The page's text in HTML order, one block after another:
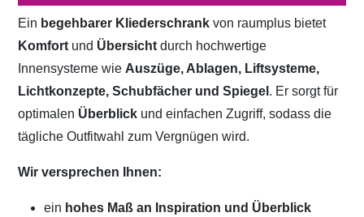
Ein begehbarer Kliederschrankvon raumplus bietet
Komfort und Übersicht durch hochwertige
Innensysteme wie Auszüge, Ablagen, Liftsysteme,
Lichtkonzepte, Schubfächer und Spiegel . Er sorgt für
optimalen Überblick und einfachen Zugriff, sodass die
tägliche Outfitwahl zum Vergnügen wird.
Wir versprechen Ihnen:
ein hohes Maß an Inspiration und Überblick